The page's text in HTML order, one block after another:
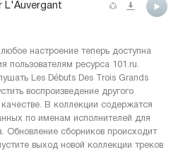
L'Auvergant
настроение теперь доступна
пользователям ресурса 101.ru.
Les Débuts Des Trois Grands
воспроизведение другого
В коллекции содержатся
по именам исполнителей для
Обновление сборников происходит
выход новой коллекции треков